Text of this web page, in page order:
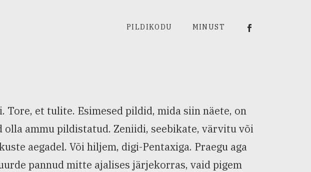
PILDIKODU MINUST Viiu Härm
Tore, et tulite. Esimesed pildid, mida siin näete, on
ammu pildistatud. Zeniidi, seebikate, värvitu või
aegadel. Või hiljem, digi-Pentaxiga. Praegu aga
pannud mitte ajalises järjekorras, vaid pigem